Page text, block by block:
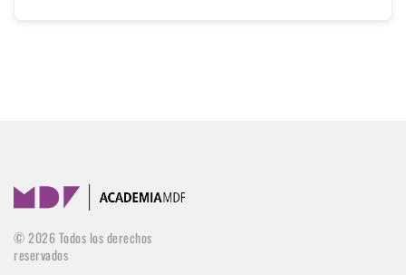
©2026Todos los derechos
reservados